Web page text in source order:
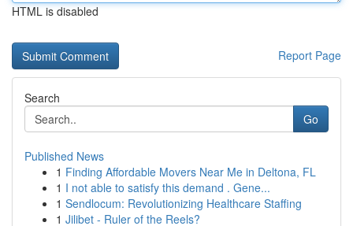
HTML is disabled
Report Page
Search
Go
Published News
1 Finding Affordable Movers Near Me in Deltona, FL
1 I not able to satisfy this demand . Gene...
1 Sendlocum: Revolutionizing Healthcare Staffing
1 Jilibet - Ruler of the Reels?